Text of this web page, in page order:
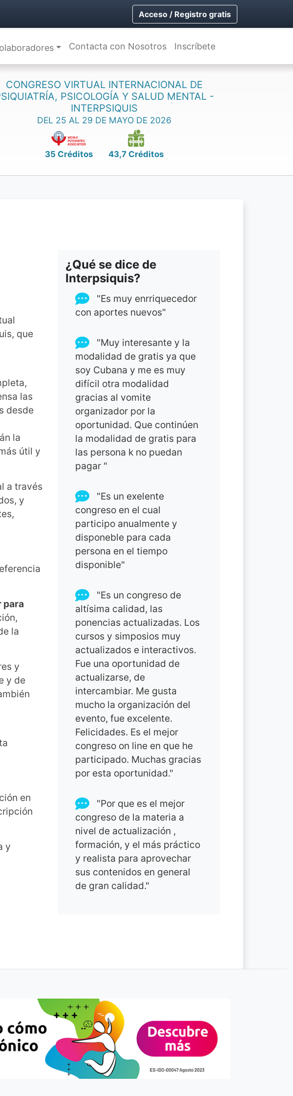
Acceso / Registro gratis
Contacta con Nosotros Inscríbete
CONGRESO VIRTUAL INTERNACIONAL DE
PSICOLOGÍA Y SALUD MENTAL -
INTERPSIQUIS
DEL 25 AL 29 DE MAYO DE 2026
35 Créditos 43,7 Créditos
que
las
desde
la
útil y
a través
y
para
la
y
y de
en
y
¿Qué se dice de
Interpsiquis?
"Es muy enrriquecedor
con aportes nuevos"
"Muy interesante y la
modalidad de gratis ya que
soy Cubana y me es muy
difícil otra modalidad
gracias al vomite
organizador por la
oportunidad. Que continúen
la modalidad de gratis para
las persona k no puedan
pagar "
"Es un exelente
congreso en el cual
participo anualmente y
disponeble para cada
persona en el tiempo
disponible"
"Es un congreso de
altísima calidad, las
ponencias actualizadas. Los
cursos y simposios muy
actualizados e interactivos.
Fue una oportunidad de
actualizarse, de
intercambiar. Me gusta
mucho la organización del
evento, fue excelente.
Felicidades. Es el mejor
congreso on line en que he
participado. Muchas gracias
por esta oportunidad."
"Por que es el mejor
congreso de la materia a
nivel de actualización ,
formación, y el más práctico
y realista para aprovechar
sus contenidos en general
de gran calidad."